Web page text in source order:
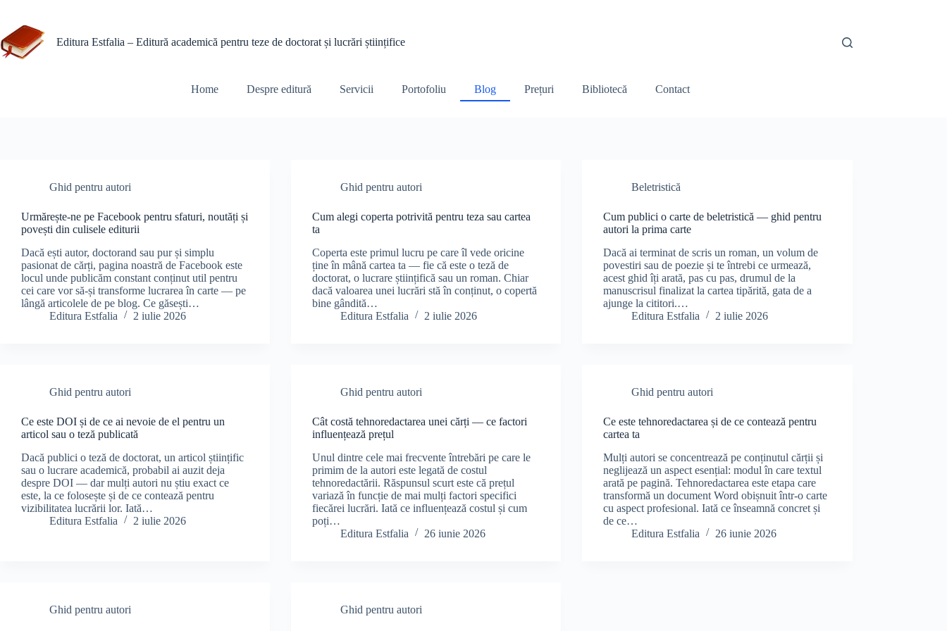
conținut
Editura Estfalia – Editură academică pentru teze de doctorat și lucrări științifice
Home Despre editură Servicii Portofoliu Blog Prețuri Bibliotecă Contact
Ghid pentru autori
Urmărește-ne pe Facebook pentru sfaturi, noutăți și
povești din culisele editurii
Dacă ești autor, doctorand sau pur și simplu
pasionat de cărți, pagina noastră de Facebook este
locul unde publicăm constant conținut util pentru
cei care vor să-și transforme lucrarea în carte — pe
lângă articolele de pe blog. Ce găsești…
Editura Estfalia
2 iulie 2026
Ghid pentru autori
Cum alegi coperta potrivită pentru teza sau cartea
ta
Coperta este primul lucru pe care îl vede oricine
ține în mână cartea ta — fie că este o teză de
doctorat, o lucrare științifică sau un roman. Chiar
dacă valoarea unei lucrări stă în conținut, o copertă
bine gândită…
Editura Estfalia
2 iulie 2026
Beletristică
Cum publici o carte de beletristică — ghid pentru
autori la prima carte
Dacă ai terminat de scris un roman, un volum de
povestiri sau de poezie și te întrebi ce urmează,
acest ghid îți arată, pas cu pas, drumul de la
manuscrisul finalizat la cartea tipărită, gata de a
ajunge la cititori.…
Editura Estfalia
2 iulie 2026
Ghid pentru autori
Ce este DOI și de ce ai nevoie de el pentru un
articol sau o teză publicată
Dacă publici o teză de doctorat, un articol științific
sau o lucrare academică, probabil ai auzit deja
despre DOI — dar mulți autori nu știu exact ce
este, la ce folosește și de ce contează pentru
vizibilitatea lucrării lor. Iată…
Editura Estfalia
2 iulie 2026
Ghid pentru autori
Cât costă tehnoredactarea unei cărți — ce factori
influențează prețul
Unul dintre cele mai frecvente întrebări pe care le
primim de la autori este legată de costul
tehnoredactării. Răspunsul scurt este că prețul
variază în funcție de mai mulți factori specifici
fiecărei lucrări. Iată ce influențează costul și cum
poți…
Editura Estfalia
26 iunie 2026
Ghid pentru autori
Ce este tehnoredactarea și de ce contează pentru
cartea ta
Mulți autori se concentrează pe conținutul cărții și
neglijează un aspect esențial: modul în care textul
arată pe pagină. Tehnoredactarea este etapa care
transformă un document Word obișnuit într-o carte
cu aspect profesional. Iată ce înseamnă concret și
de ce…
Editura Estfalia
26 iunie 2026
Ghid pentru autori Ghid pentru autori